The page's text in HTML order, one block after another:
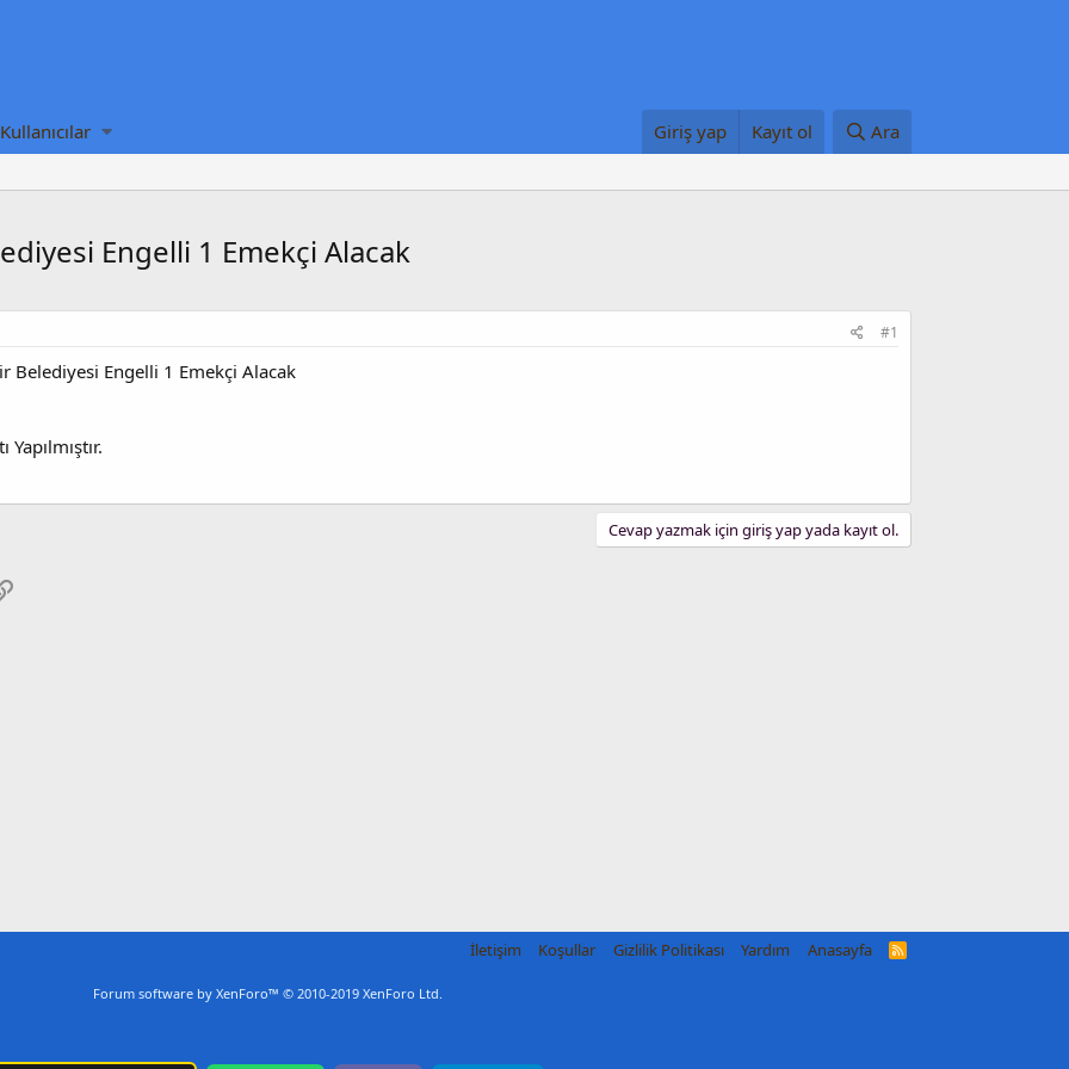
Kullanıcılar Giriş yap Kayıt ol Ara
Engelli 1 Emekçi Alacak
#1
Belediyesi Engelli 1 Emekçi Alacak
Cevap yazmak için giriş yap yada kayıt ol.
Link
İletişim Koşullar Gizlilik Politikası Yardım Anasayfa
R
Forum software by XenForo™ © 2010-2019 XenForo Ltd.